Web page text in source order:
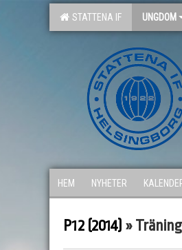
STATTENA IF UNGDOM
HEM NYHETER
P12 (2014) » Träning